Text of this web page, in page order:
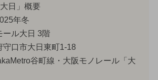
日」概要
年冬
ール大日 3階
守口市大日東町1-18
谷町線・大阪モノレール「大